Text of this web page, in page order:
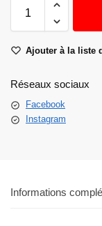
Ajouter à la liste
Réseaux sociaux
Facebook
Instagram
Informations